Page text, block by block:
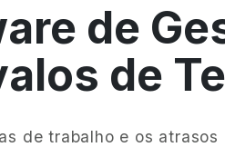
de
de
de trabalho e os atrasos